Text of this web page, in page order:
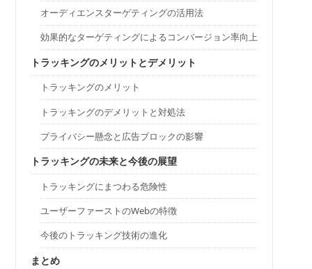
オーディエンスターゲティングの活用法
効果的なターゲティングによるコンバージョン率向上
トラッキングのメリットとデメリット
トラッキングのメリット
トラッキングのデメリットと対処法
プライバシー懸念と広告ブロックの影響
トラッキングの未来と今後の展望
トラッキングにまつわる危険性
ユーザーファーストのWebの特徴
今後のトラッキング技術の進化
まとめ